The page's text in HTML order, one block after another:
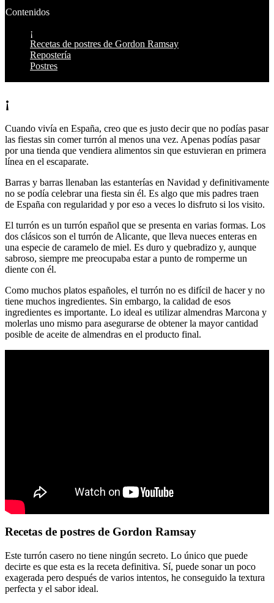
Contenidos
¡
Recetas de postres de Gordon Ramsay
Repostería
Postres
¡
Cuando vivía en España, creo que es justo decir que no podías pasar
las fiestas sin comer turrón al menos una vez. Apenas podías pasar
por una tienda que vendiera alimentos sin que estuvieran en primera
línea en el escaparate.
Barras y barras llenaban las estanterías en Navidad y definitivamente
no se podía celebrar una fiesta sin él. Es algo que mis padres traen
de España con regularidad y por eso a veces lo disfruto si los visito.
El turrón es un turrón español que se presenta en varias formas. Los
dos clásicos son el turrón de Alicante, que lleva nueces enteras en
una especie de caramelo de miel. Es duro y quebradizo y, aunque
sabroso, siempre me preocupaba estar a punto de romperme un
diente con él.
Como muchos platos españoles, el turrón no es difícil de hacer y no
tiene muchos ingredientes. Sin embargo, la calidad de esos
ingredientes es importante. Lo ideal es utilizar almendras Marcona y
molerlas uno mismo para asegurarse de obtener la mayor cantidad
posible de aceite de almendras en el producto final.
Recetas de postres de Gordon Ramsay
Este turrón casero no tiene ningún secreto. Lo único que puede
decirte es que esta es la receta definitiva. Sí, puede sonar un poco
exagerada pero después de varios intentos, he conseguido la textura
perfecta y el sabor ideal.